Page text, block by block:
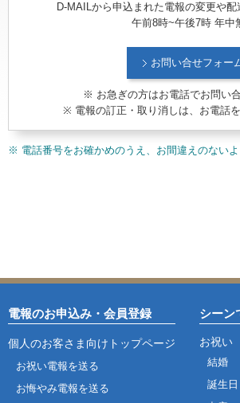
D-MAILから申込まれた電報の変更や
午前8時~午後7時 年中
お問い合せフォー
※ お急ぎの方はお電話でお問い合
※ 電報の訂正・取り消しは、お電話を
※ 電話番号をお確かめのうえ、お間違えのないよ
電報のお申込み・会員登録
個人のお客さま向けトップページ
お祝い電報を送る
お悔やみ電報を送る
シーン
お祝い
結婚
誕生日